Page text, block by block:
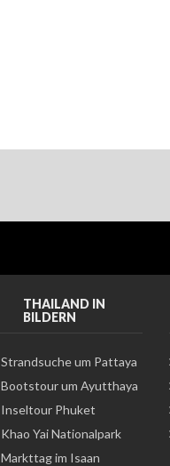
THAILAND IN
BILDERN
Strandsuche um Pattaya
Bootstour um Ayutthaya
Inseltour Phuket
Khao Yai Nationalpark
Markttag im Isaan